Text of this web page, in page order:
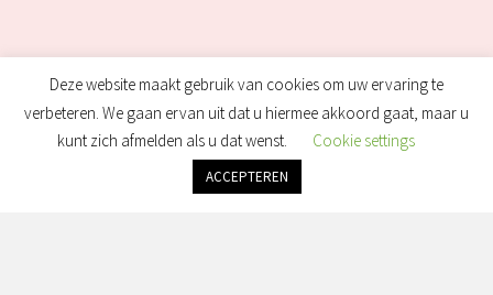
Deze website maakt gebruik van cookies om uw ervaring te
verbeteren. We gaan ervan uit dat u hiermee akkoord gaat, maar u
kunt zich afmelden als u dat wenst.
Cookie settings
ACCEPTEREN